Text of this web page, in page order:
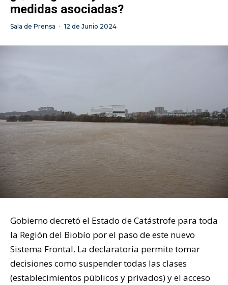
medidas asociadas?
Sala de Prensa · 12 de Junio 2024
Gobierno decretó el Estado de Catástrofe para toda
la Región del Biobío por el paso de este nuevo
Sistema Frontal. La declaratoria permite tomar
decisiones como suspender todas las clases
(establecimientos públicos y privados) y el acceso